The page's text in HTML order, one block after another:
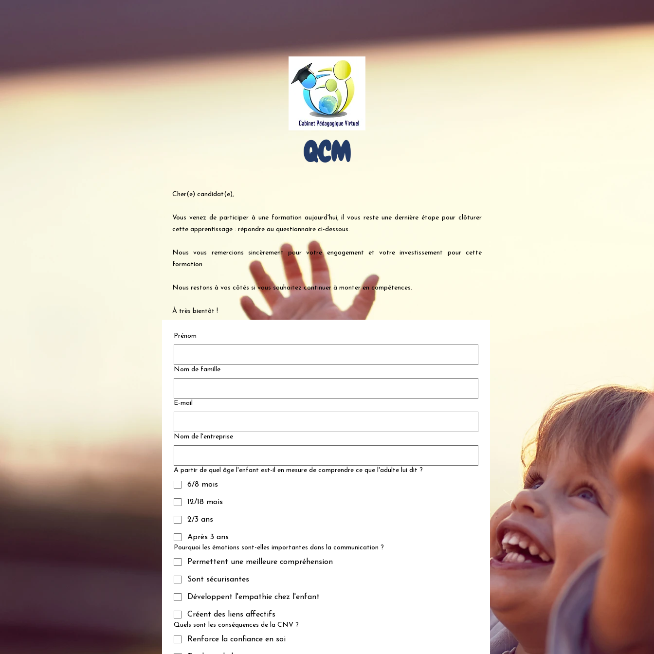
QCM
Cher(e) candidat(e),
Vous venez de participer à une formation aujourd'hui, il vous reste une dernière étape pour clôturer
cette apprentissage : répondre au questionnaire ci-dessous.
Nous vous remercions sincèrement pour votre engagement et votre investissement pour cette
formation
Nous restons à vos côtés si vous souhaitez continuer à monter en compétences.
À très bientôt !
Prénom
Nom de famille
E‑mail
Nom de l'entreprise
A partir de quel âge l'enfant est-il en mesure de comprendre ce que l'adulte lui dit ?
6/8 mois
12/18 mois
2/3 ans
Après 3 ans
Pourquoi les émotions sont-elles importantes dans la communication ?
Permettent une meilleure compréhension
Sont sécurisantes
Développent l'empathie chez l'enfant
Créent des liens affectifs
Quels sont les conséquences de la CNV ?
Renforce la confiance en soi